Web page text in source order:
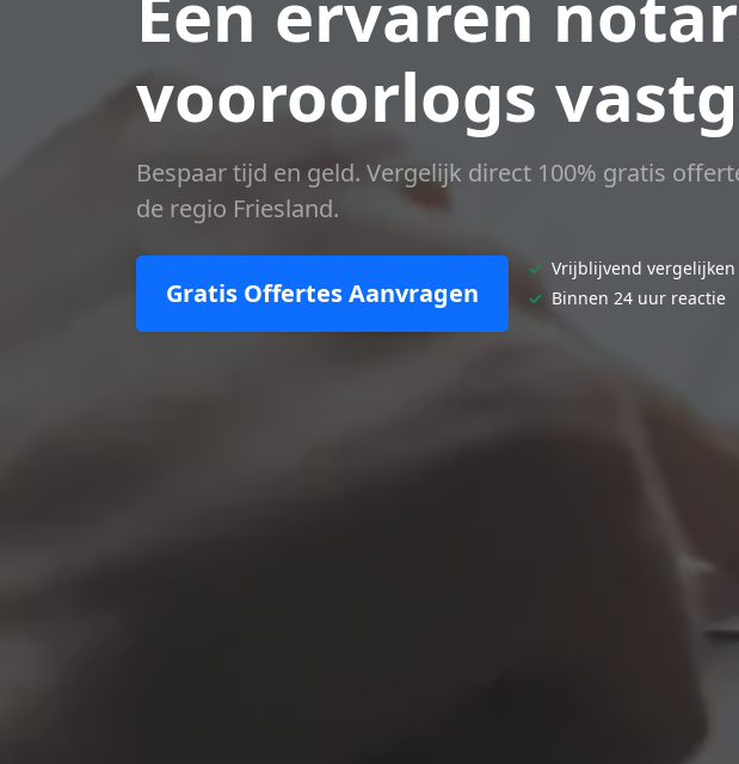
vooroorlogs
Bespaar tijd en geld. Vergelijk direct 100% gratis
de regio Friesland.
Gratis Offertes Aanvragen
✓ Vrijblijvend vergelijken
✓ Binnen 24 uur reactie